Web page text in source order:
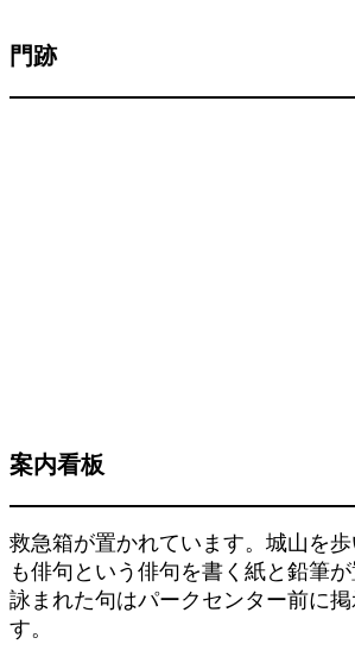
門跡
案内看板
救急箱が置かれています。城山を
も俳句という俳句を書く紙と鉛筆が
詠まれた句はパークセンター前に
す。